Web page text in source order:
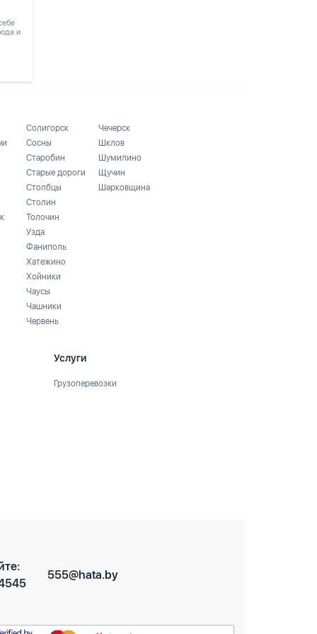
и
Солигорск
Сосны
Старобин
Старые дороги
Столбцы
Столин
Толочин
Узда
Фаниполь
Хатежино
Хойники
Чаусы
Чашники
Червень
Чечерск
Шклов
Шумилино
Щучин
Шарковщина
Услуги
Грузоперевозки
555@hata.by